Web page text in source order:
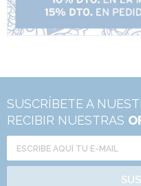
SUSCRÍBETE A
RECIBIR NUESTRAS